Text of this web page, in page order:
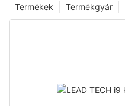
Termékgyár
Termékek